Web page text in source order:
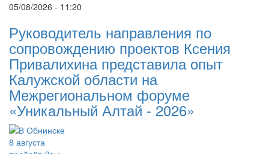
05/08/2026 - 11:20
Руководитель направления по
сопровождению проектов Ксения
Привалихина представила опыт
Калужской области на
Межрегиональном форуме
«Уникальный Алтай - 2026»